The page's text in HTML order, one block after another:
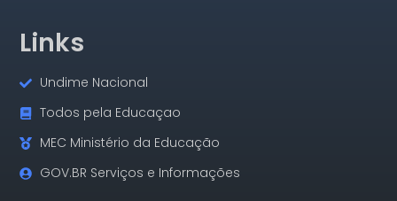
Links
Undime Nacional
Todos pela Educaçao
MEC Ministério da Educação
GOV.BR Serviços e Informações